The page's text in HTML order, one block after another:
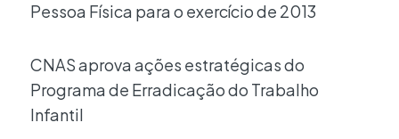
Pessoa Física para o exercício de 2013
CNAS aprova ações estratégicas do
Programa de Erradicação do Trabalho
Infantil